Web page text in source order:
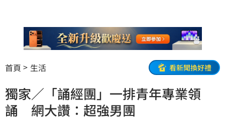
首頁 生活 看新聞換好禮
獨家／「誦經團」一排青年專業領
誦 網大讚：超強男團